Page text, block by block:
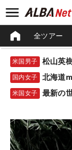
全ツアー
米国男子
国内女子 北海道
米国女子 最新の